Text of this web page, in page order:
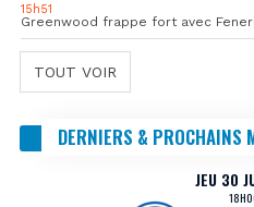
15h51
TOUT VOIR
DERNIERS & PROCHAINS
JEU 30